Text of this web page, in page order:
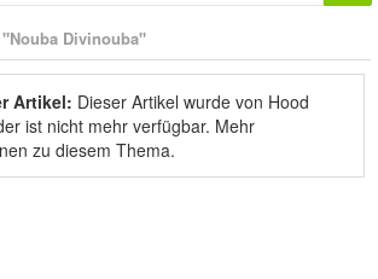
"Nouba Divinouba"
Artikel: Dieser Artikel wurde von Hood
ist nicht mehr verfügbar. Mehr
zu diesem Thema.